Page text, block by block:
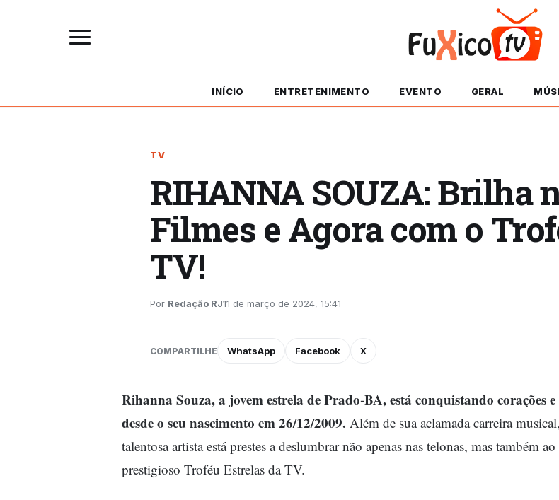
INÍCIO ENTRETENIMENTO EVENTO GERAL
TV
RIHANNA SOUZA: Brilha
Filmes e Agora com o
TV!
Por Redação RJ11 de março de 2024, 15:41
COMPARTILHE WhatsApp Facebook X
Rihanna Souza, a jovem estrela de Prado-BA, está conquistando corações e
desde o seu nascimento em 26/12/2009. Além de sua aclamada carreira
talentosa artista está prestes a deslumbrar não apenas nas telonas, mas também
prestigioso Troféu Estrelas da TV.